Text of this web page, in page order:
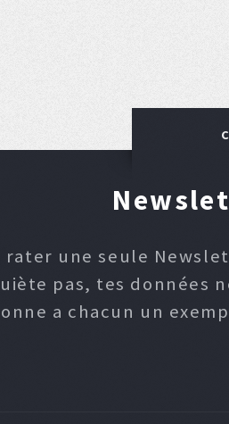
rater une seule
pas, tes données
a chacun un